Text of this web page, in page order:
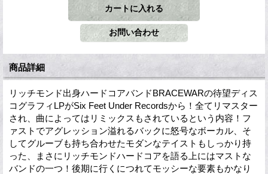
商品詳細
リッチモンド出身ハードコアバンドBRACEWARの待望ディス
コグラフィLPがSix Feet Under Recordsから！全てリマスター
され、曲によってはリミックスもされているという内容！フ
ァストでアグレッション溢れるバックに怒号なボーカル、そ
してグルーブも持ち合わせたモダンなテイストもしっかり持
った、まさにリッチモンドハードコアを語る上にはマストな
バンドの一つ！後期に行くにつれてモッシーな要素もかなり